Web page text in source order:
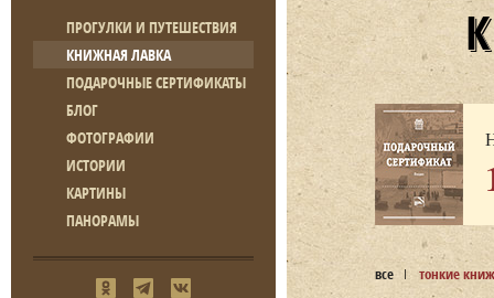
ПРОГУЛКИ И ПУТЕШЕСТВИЯ
КНИЖНАЯ ЛАВКА
ПОДАРОЧНЫЕ СЕРТИФИКАТЫ
БЛОГ
ФОТОГРАФИИ
ИСТОРИИ
КАРТИНЫ
ПАНОРАМЫ
все тонкие